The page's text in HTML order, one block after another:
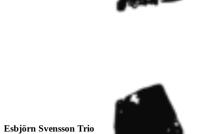
Esbjörn Svensson Trio